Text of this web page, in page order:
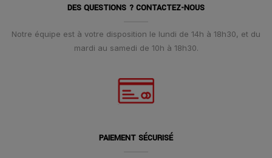
DES QUESTIONS ? CONTACTEZ-NOUS
Notre équipe est à votre disposition le lundi de 14h à 18h30, et du
mardi au samedi de 10h à 18h30.
PAIEMENT SÉCURISÉ